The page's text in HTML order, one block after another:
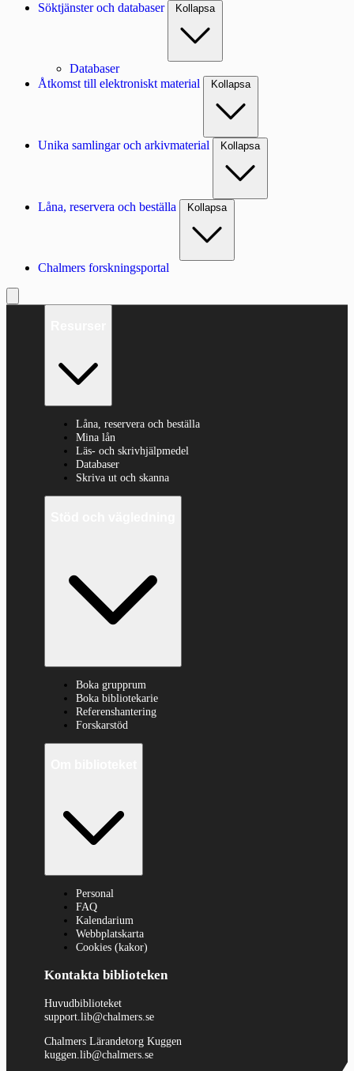
Söktjänster och databaser Kollapsa
Databaser
Åtkomst till elektroniskt material
Kollapsa
Unika samlingar och arkivmaterial Kollapsa
Låna, reservera och beställa Kollapsa
Chalmers forskningsportal
Låna, reservera och beställa
Mina lån
Läs- och skrivhjälpmedel
Databaser
Skriva ut och skanna
Boka grupprum
Boka bibliotekarie
Referenshantering
Forskarstöd
Personal
FAQ
Kalendarium
Webbplatskarta
Cookies (kakor)
Kontakta biblioteken
Huvudbiblioteket
support.lib@chalmers.se
Chalmers Lärandetorg Kuggen
kuggen.lib@chalmers.se